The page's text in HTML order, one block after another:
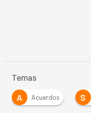
Temas
A
Acuerdos S